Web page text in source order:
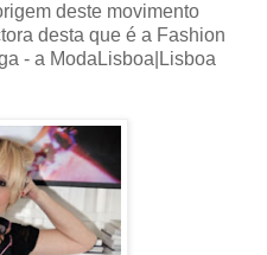
deste movimento
desta que é a Fashion
- a ModaLisboa|Lisboa